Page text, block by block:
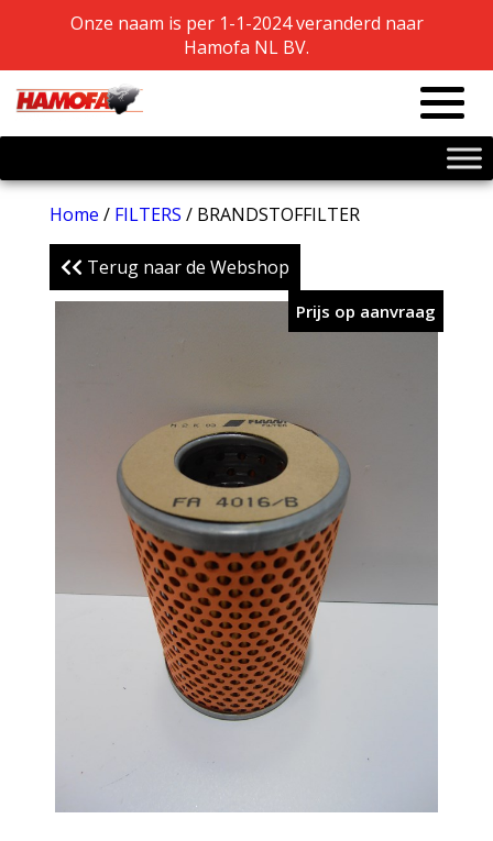
Onze naam is per 1-1-2024 veranderd naar
Hamofa NL BV.
Onze naam is per 1-1-2024 veranderd naar
Hamofa NL BV.
Home / FILTERS / BRANDSTOFFILTER
Terug naar de Webshop
Prijs op aanvraag